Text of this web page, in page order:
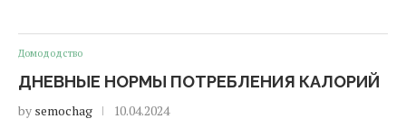
Домододство
ДНЕВНЫЕ НОРМЫ ПОТРЕБЛЕНИЯ КАЛОРИЙ
by semochag 10.04.2024